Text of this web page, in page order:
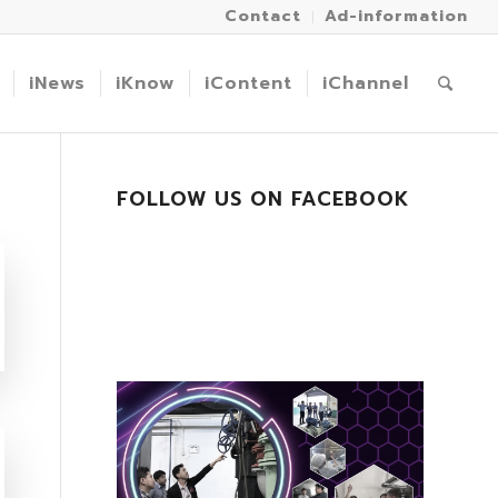
Contact Ad-information
iNews iKnow iContent iChannel
FOLLOW US ON FACEBOOK